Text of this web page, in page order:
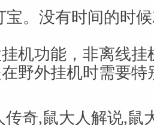
宝。没有时间的时
机功能，非离线挂
野外挂机时需要
传奇,鼠大人解说,鼠